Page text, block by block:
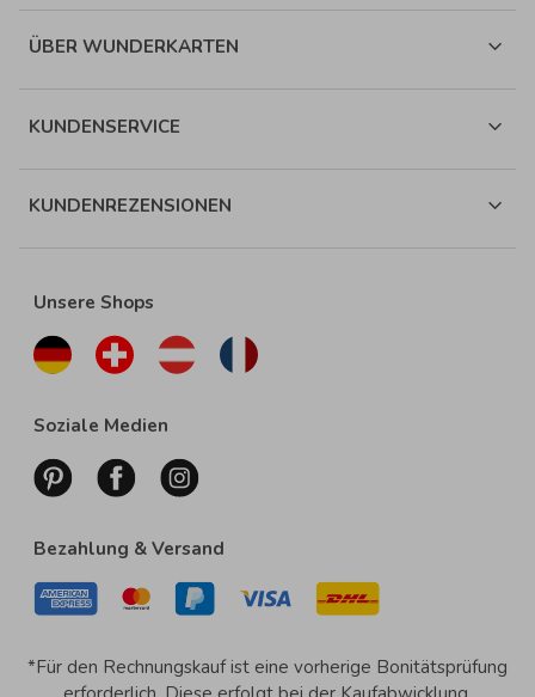
ÜBER WUNDERKARTEN
KUNDENSERVICE
KUNDENREZENSIONEN
Unsere Shops
Soziale Medien
Bezahlung & Versand
*Für den Rechnungskauf ist eine vorherige Bonitätsprüfung